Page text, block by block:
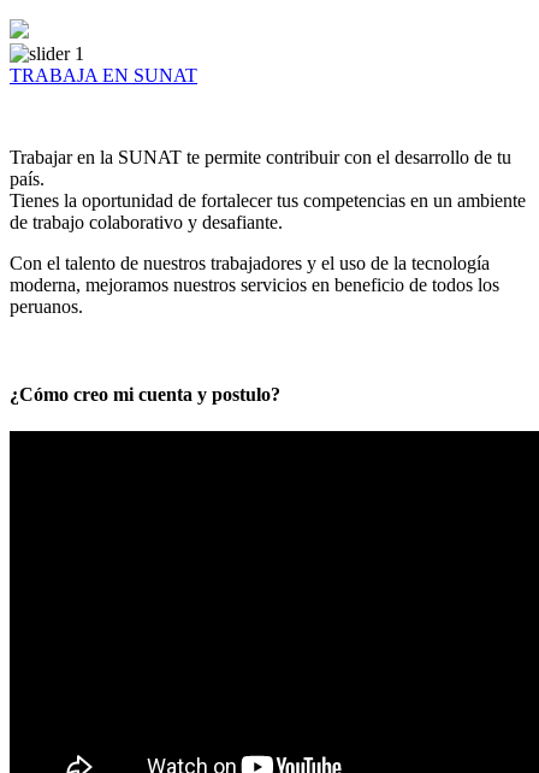
TRABAJA EN SUNAT
Trabajar en la SUNAT te permite contribuir con el desarrollo de tu
país.
Tienes la oportunidad de fortalecer tus competencias en un ambiente
de trabajo colaborativo y desafiante.
Con el talento de nuestros trabajadores y el uso de la tecnología
moderna, mejoramos nuestros servicios en beneficio de todos los
peruanos.
¿Cómo creo mi cuenta y postulo?